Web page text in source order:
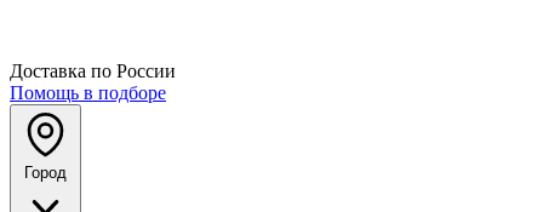
Доставка по России
Помощь в подборе
Город